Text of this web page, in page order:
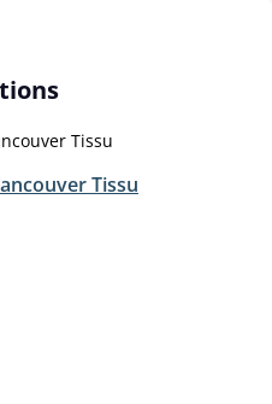
Tissu